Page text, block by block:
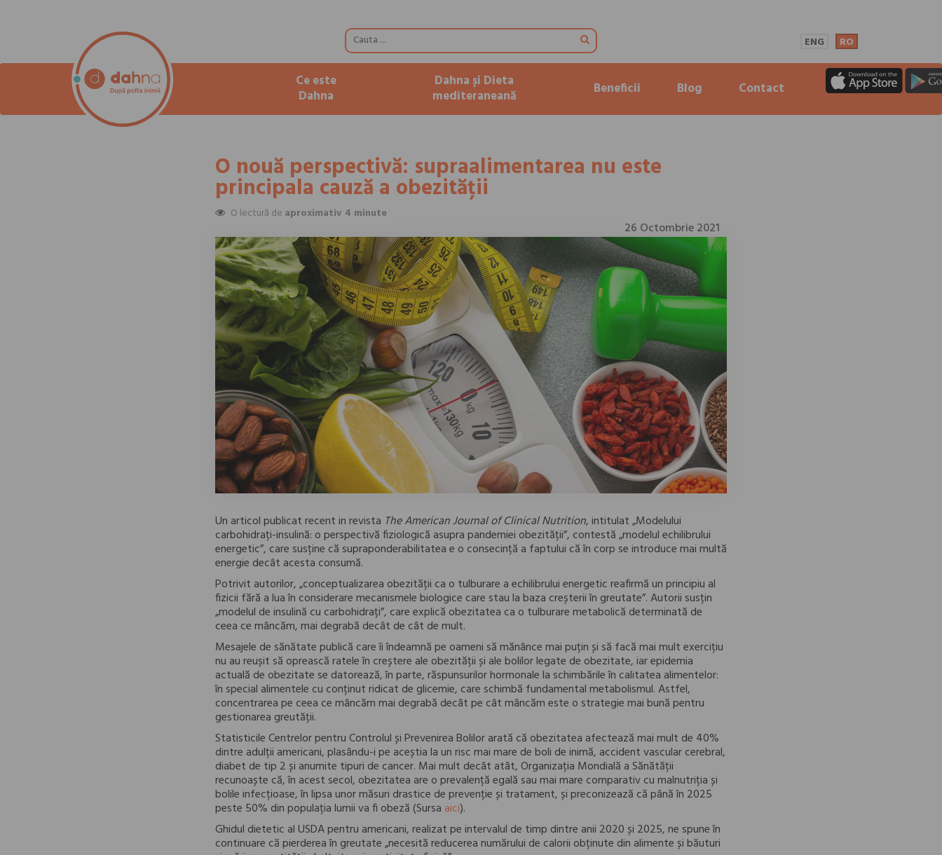
ENG RO
Ce este
Dahna
Dahna și Dieta
mediteraneană
Beneficii Blog Contact
O nouă perspectivă: supraalimentarea nu este
principala cauză a obezității
O lectură de aproximativ 4 minute
26 Octombrie 2021
Un articol publicat recent in revista The American Journal of Clinical Nutrition, intitulat „Modelului
carbohidrați-insulină: o perspectivă fiziologică asupra pandemiei obezității”, contestă „modelul echilibrului
energetic”, care susține că supraponderabilitatea e o consecință a faptului că în corp se introduce mai multă
energie decât acesta consumă.
Potrivit autorilor, „conceptualizarea obezității ca o tulburare a echilibrului energetic reafirmă un principiu al
fizicii fără a lua în considerare mecanismele biologice care stau la baza creșterii în greutate”. Autorii susțin
„modelul de insulină cu carbohidrați”, care explică obezitatea ca o tulburare metabolică determinată de
ceea ce mâncăm, mai degrabă decât de cât de mult.
Mesajele de sănătate publică care îi îndeamnă pe oameni să mănânce mai puțin și să facă mai mult exercițiu
nu au reușit să oprească ratele în creștere ale obezității și ale bolilor legate de obezitate, iar epidemia
actuală de obezitate se datorează, în parte, răspunsurilor hormonale la schimbările în calitatea alimentelor:
în special alimentele cu conținut ridicat de glicemie, care schimbă fundamental metabolismul. Astfel,
concentrarea pe ceea ce mâncăm mai degrabă decât pe cât mâncăm este o strategie mai bună pentru
gestionarea greutății.
Statisticile Centrelor pentru Controlul și Prevenirea Bolilor arată că obezitatea afectează mai mult de 40%
dintre adulții americani, plasându-i pe aceștia la un risc mai mare de boli de inimă, accident vascular cerebral,
diabet de tip 2 și anumite tipuri de cancer. Mai mult decât atât, Organizația Mondială a Sănătății
recunoaște că, în acest secol, obezitatea are o prevalență egală sau mai mare comparativ cu malnutriția și
bolile infecțioase, în lipsa unor măsuri drastice de prevenție și tratament, și preconizează că până în 2025
peste 50% din populația lumii va fi obeză (Sursa aici).
Ghidul dietetic al USDA pentru americani, realizat pe intervalul de timp dintre anii 2020 și 2025, ne spune în
continuare că pierderea în greutate „necesită reducerea numărului de calorii obținute din alimente și băuturi